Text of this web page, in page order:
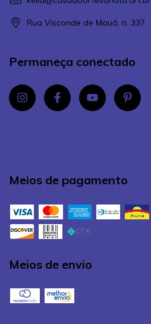
Rua Visconde de Mauá, n. 337
Permaneça conectado
Meios de pagamento
Meios de envio